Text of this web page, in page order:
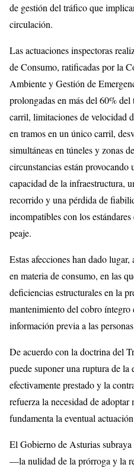
de gestión del tráfico que
circulación.
Las actuaciones inspectoras
de Consumo, ratificadas por la
Ambiente y Gestión de
prolongadas en más del 60%
carril, limitaciones de velocidad
en tramos en un único carril,
simultáneas en túneles y zonas
circunstancias están
capacidad de la infraestructura,
recorrido y una pérdida de
incompatibles con los
peaje.
Estas afecciones han dado
en materia de consumo, en las
deficiencias estructurales en la
mantenimiento del cobro
información previa a las
De acuerdo con la doctrina del
puede suponer una ruptura de
efectivamente prestado y la
refuerza la necesidad de adoptar
fundamenta la eventual
El Gobierno de Asturias subraya
—la nulidad de la prórroga y la